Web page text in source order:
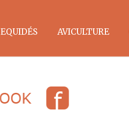
EQUIDÉS AVICULTURE